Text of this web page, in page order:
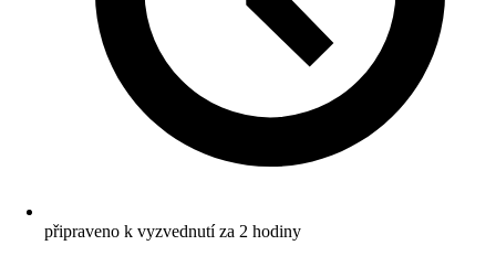
připraveno k vyzvednutí za 2 hodiny